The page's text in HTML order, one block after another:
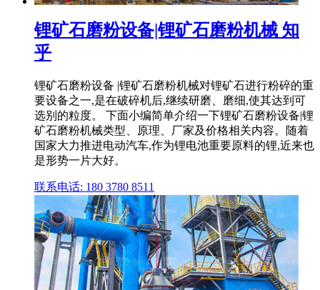
锂矿石磨粉设备|锂矿石磨粉机械 知
乎
锂矿石磨粉设备 |锂矿石磨粉机械对锂矿石进行粉碎的重
要设备之一,是在破碎机后,继续研磨、磨细,使其达到可
选别的粒度。 下面小编简单介绍一下锂矿石磨粉设备|锂
矿石磨粉机械类型、原理、厂家及价格相关内容。随着
国家大力推进电动汽车,作为锂电池重要原料的锂,近来也
是形势一片大好。
联系电话: 180 3780 8511